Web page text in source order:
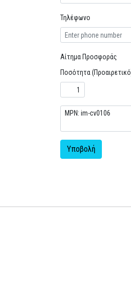
Τηλέφωνο
Αίτημα Προσφοράς
Ποσότητα
Υποβολή